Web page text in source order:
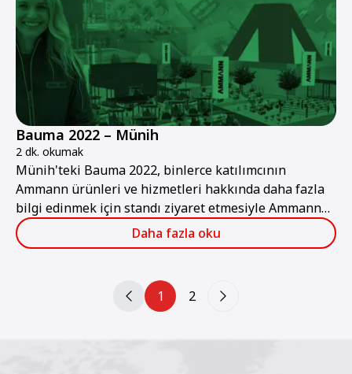
Bauma 2022 – Münih
2 dk. okumak
Münih'teki Bauma 2022, binlerce katılımcının
Ammann ürünleri ve hizmetleri hakkında daha fazla
bilgi edinmek için standı ziyaret etmesiyle Ammann
için benzersiz bir başarıydı.Daha fazla oku
1 2